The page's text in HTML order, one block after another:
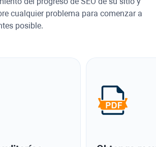
cualquier problema para comenzar a
posible.